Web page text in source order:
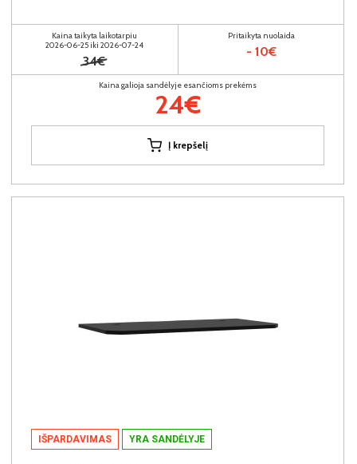
Kaina taikyta laikotarpiu
2026-06-25 iki 2026-07-24
34€
Pritaikyta nuolaida
- 10€
Kaina galioja sandėlyje esančioms prekėms
24€
Į krepšelį
IŠPARDAVIMAS YRA SANDĖLYJE